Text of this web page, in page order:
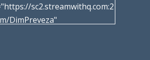
sc2.streamwithq.com:2
DimPreveza"